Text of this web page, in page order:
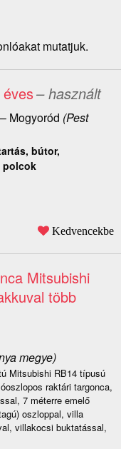
mutatjuk.
– használt
Mogyoród (Pest
bútor,
polcok
Kedvencekbe
Mitsubishi
több
megye)
Mitsubishi RB14 típusú
raktári targonca,
7 méterre emelő
oszloppal, villa
villakocsi buktatással,